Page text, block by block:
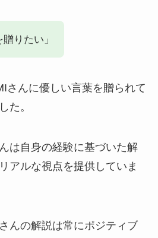
りたい」
さんに優しい言葉を贈られて
た。
は自身の経験に基づいた解
アルな視点を提供していま
んの解説は常にポジティブ